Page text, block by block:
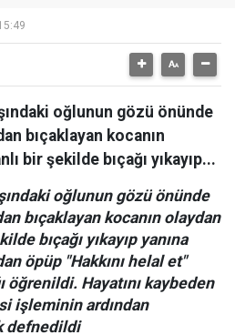
oğlunun gözü önünde
bıçaklayan kocanın
bir şekilde bıçağı yıkayıp...
oğlunun gözü önünde
bıçaklayan kocanın olaydan
bıçağı yıkayıp yanına
öpüp "Hakkını helal et"
öğrenildi. Hayatını kaybeden
işleminin ardından
defnedildi